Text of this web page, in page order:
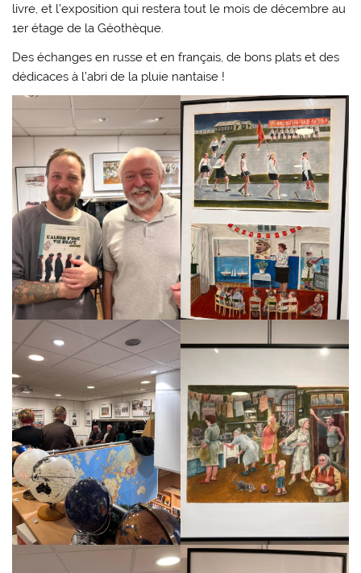
livre, et l’exposition qui restera tout le mois de décembre au
1er étage de la Géothèque.
Des échanges en russe et en français, de bons plats et des
dédicaces à l’abri de la pluie nantaise !